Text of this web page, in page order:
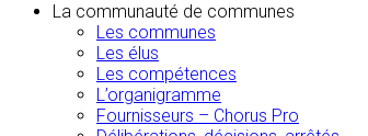
La communauté de communes
Les communes
Les élus
Les compétences
L’organigramme
Fournisseurs – Chorus Pro